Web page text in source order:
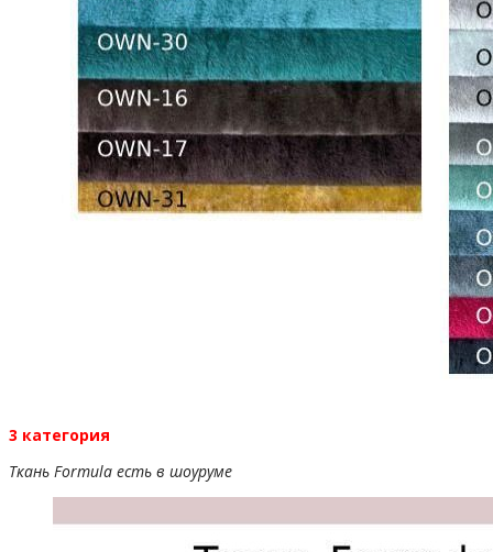
3 категория
Ткань Formula есть в шоуруме